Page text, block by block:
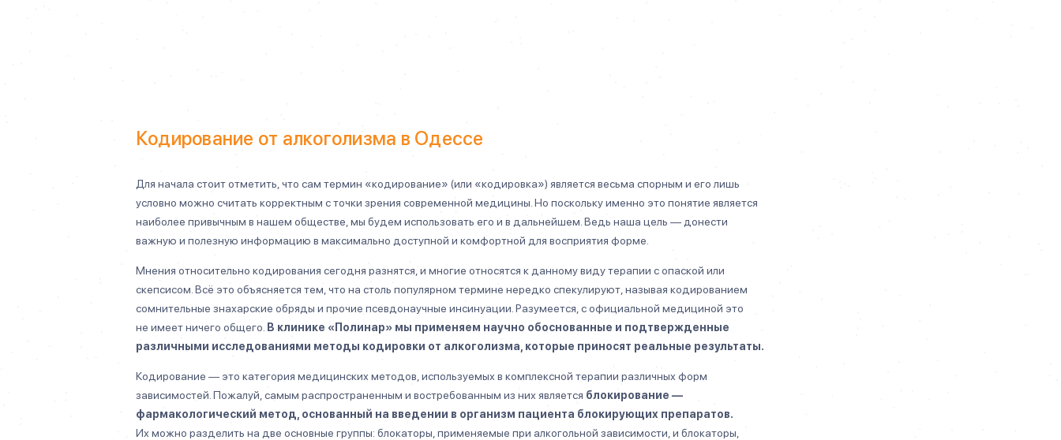
Кодирование от алкоголизма в Одессе
Для начала стоит отметить, что сам термин «кодирование» (или «кодировка») является весьма спорным и его лишь
условно можно считать корректным с точки зрения современной медицины. Но поскольку именно это понятие является
наиболее привычным в нашем обществе, мы будем использовать его и в дальнейшем. Ведь наша цель — донести
важную и полезную информацию в максимально доступной и комфортной для восприятия форме.
Мнения относительно кодирования сегодня разнятся, и многие относятся к данному виду терапии с опаской или
скепсисом. Всё это объясняется тем, что на столь популярном термине нередко спекулируют, называя кодированием
сомнительные знахарские обряды и прочие псевдонаучные инсинуации. Разумеется, с официальной медициной это
не имеет ничего общего. В клинике «Полинар» мы применяем научно обоснованные и подтвержденные
различными исследованиями методы кодировки от алкоголизма, которые приносят реальные результаты.
Кодирование — это категория медицинских методов, используемых в комплексной терапии различных форм
зависимостей. Пожалуй, самым распространенным и востребованным из них является блокирование —
фармакологический метод, основанный на введении в организм пациента блокирующих препаратов.
Их можно разделить на две основные группы: блокаторы, применяемые при алкогольной зависимости, и блокаторы,